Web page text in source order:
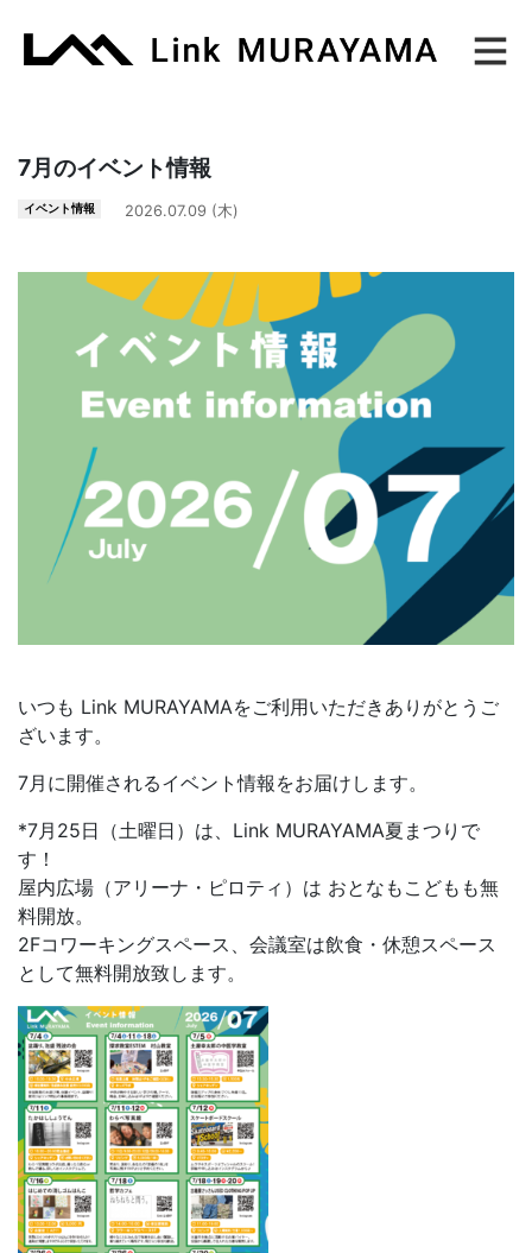
Main Navigation
7月のイベント情報
イベント情報 2026.07.09 (木)
いつも Link MURAYAMAをご利用いただきありがとうご
ざいます。
7月に開催されるイベント情報をお届けします。
*7月25日（土曜日）は、Link MURAYAMA夏まつりで
す！
屋内広場（アリーナ・ピロティ）は おとなもこどもも無
料開放。
2Fコワーキングスペース、会議室は飲食・休憩スペース
として無料開放致します。